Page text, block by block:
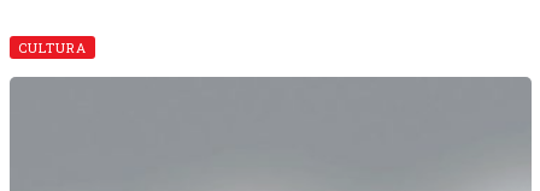
CULTURA